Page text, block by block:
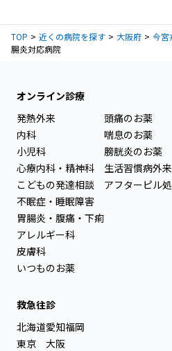
TOP 近くの病院を探す 大阪府 今宮
腸炎対応病院
オンライン診療
発熱外来
内科
小児科
心療内科・精神科
こどもの発達相談
不眠症・睡眠障害
胃腸炎・腹痛・下痢
アレルギー科
皮膚科
いつものお薬
頭痛のお薬
喘息のお薬
膀胱炎のお薬
生活習慣病外来
アフターピル
救急往診
北海道
東京
愛知
大阪
福岡